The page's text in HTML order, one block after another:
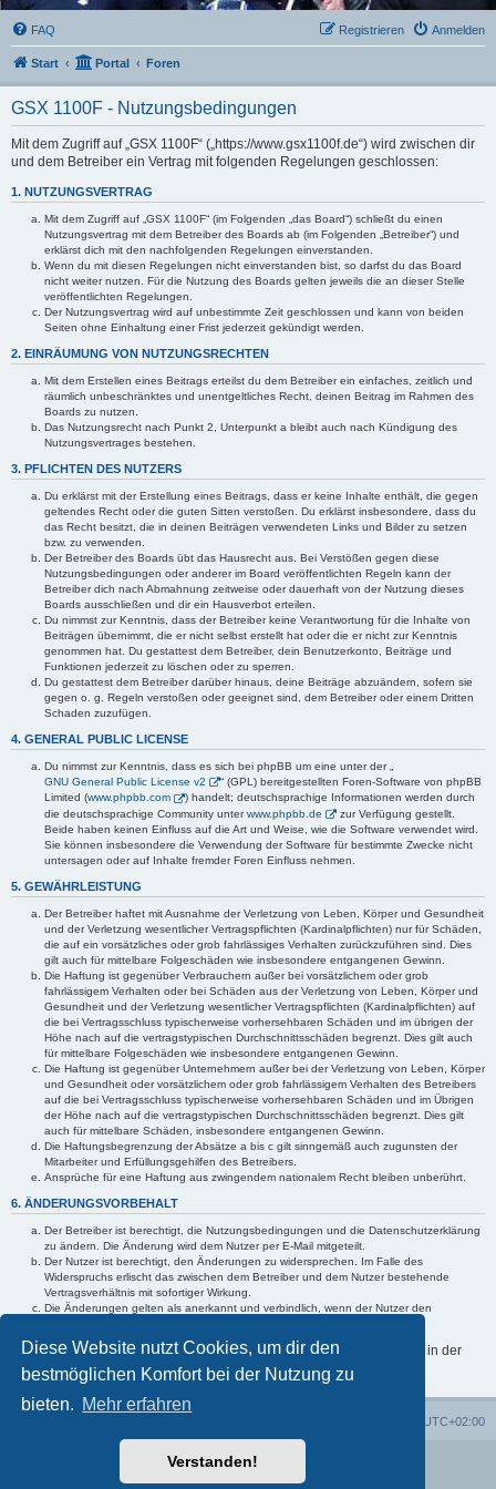
Diese Website nutzt Cookies, um dir den
bestmöglichen Komfort bei der Nutzung zu
bieten. Mehr erfahren
Verstanden!
FAQ Anmelden
Registrieren
Start Portal Foren
GSX 1100F - Nutzungsbedingungen
Mit dem Zugriff auf „GSX 1100F“ („https://www.gsx1100f.de“) wird zwischen dir
und dem Betreiber ein Vertrag mit folgenden Regelungen geschlossen:
1. NUTZUNGSVERTRAG
Mit dem Zugriff auf „GSX 1100F“ (im Folgenden „das Board“) schließt du einen
Nutzungsvertrag mit dem Betreiber des Boards ab (im Folgenden „Betreiber“) und
erklärst dich mit den nachfolgenden Regelungen einverstanden.
Wenn du mit diesen Regelungen nicht einverstanden bist, so darfst du das Board
nicht weiter nutzen. Für die Nutzung des Boards gelten jeweils die an dieser Stelle
veröffentlichten Regelungen.
Der Nutzungsvertrag wird auf unbestimmte Zeit geschlossen und kann von beiden
Seiten ohne Einhaltung einer Frist jederzeit gekündigt werden.
2. EINRÄUMUNG VON NUTZUNGSRECHTEN
Mit dem Erstellen eines Beitrags erteilst du dem Betreiber ein einfaches, zeitlich und
räumlich unbeschränktes und unentgeltliches Recht, deinen Beitrag im Rahmen des
Boards zu nutzen.
Das Nutzungsrecht nach Punkt 2, Unterpunkt a bleibt auch nach Kündigung des
Nutzungsvertrages bestehen.
3. PFLICHTEN DES NUTZERS
Du erklärst mit der Erstellung eines Beitrags, dass er keine Inhalte enthält, die gegen
geltendes Recht oder die guten Sitten verstoßen. Du erklärst insbesondere, dass du
das Recht besitzt, die in deinen Beiträgen verwendeten Links und Bilder zu setzen
bzw. zu verwenden.
Der Betreiber des Boards übt das Hausrecht aus. Bei Verstößen gegen diese
Nutzungsbedingungen oder anderer im Board veröffentlichten Regeln kann der
Betreiber dich nach Abmahnung zeitweise oder dauerhaft von der Nutzung dieses
Boards ausschließen und dir ein Hausverbot erteilen.
Du nimmst zur Kenntnis, dass der Betreiber keine Verantwortung für die Inhalte von
Beiträgen übernimmt, die er nicht selbst erstellt hat oder die er nicht zur Kenntnis
genommen hat. Du gestattest dem Betreiber, dein Benutzerkonto, Beiträge und
Funktionen jederzeit zu löschen oder zu sperren.
Du gestattest dem Betreiber darüber hinaus, deine Beiträge abzuändern, sofern sie
gegen o. g. Regeln verstoßen oder geeignet sind, dem Betreiber oder einem Dritten
Schaden zuzufügen.
4. GENERAL PUBLIC LICENSE
Du nimmst zur Kenntnis, dass es sich bei phpBB um eine unter der „
GNU General Public License v2
“ (GPL) bereitgestellten Foren-Software von phpBB
Limited (www.phpbb.com
) handelt; deutschsprachige Informationen werden durch
die deutschsprachige Community unterwww.phpbb.de
zur Verfügung gestellt.
Beide haben keinen Einfluss auf die Art und Weise, wie die Software verwendet wird.
Sie können insbesondere die Verwendung der Software für bestimmte Zwecke nicht
untersagen oder auf Inhalte fremder Foren Einfluss nehmen.
5. GEWÄHRLEISTUNG
Der Betreiber haftet mit Ausnahme der Verletzung von Leben, Körper und Gesundheit
und der Verletzung wesentlicher Vertragspflichten (Kardinalpflichten) nur für Schäden,
die auf ein vorsätzliches oder grob fahrlässiges Verhalten zurückzuführen sind. Dies
gilt auch für mittelbare Folgeschäden wie insbesondere entgangenen Gewinn.
Die Haftung ist gegenüber Verbrauchern außer bei vorsätzlichem oder grob
fahrlässigem Verhalten oder bei Schäden aus der Verletzung von Leben, Körper und
Gesundheit und der Verletzung wesentlicher Vertragspflichten (Kardinalpflichten) auf
die bei Vertragsschluss typischerweise vorhersehbaren Schäden und im übrigen der
Höhe nach auf die vertragstypischen Durchschnittsschäden begrenzt. Dies gilt auch
für mittelbare Folgeschäden wie insbesondere entgangenen Gewinn.
Die Haftung ist gegenüber Unternehmern außer bei der Verletzung von Leben, Körper
und Gesundheit oder vorsätzlichem oder grob fahrlässigem Verhalten des Betreibers
auf die bei Vertragsschluss typischerweise vorhersehbaren Schäden und im Übrigen
der Höhe nach auf die vertragstypischen Durchschnittsschäden begrenzt. Dies gilt
auch für mittelbare Schäden, insbesondere entgangenen Gewinn.
Die Haftungsbegrenzung der Absätze a bis c gilt sinngemäß auch zugunsten der
Mitarbeiter und Erfüllungsgehilfen des Betreibers.
Ansprüche für eine Haftung aus zwingendem nationalem Recht bleiben unberührt.
6. ÄNDERUNGSVORBEHALT
Der Betreiber ist berechtigt, die Nutzungsbedingungen und die Datenschutzerklärung
zu ändern. Die Änderung wird dem Nutzer per E-Mail mitgeteilt.
Der Nutzer ist berechtigt, den Änderungen zu widersprechen. Im Falle des
Widerspruchs erlischt das zwischen dem Betreiber und dem Nutzer bestehende
Vertragsverhältnis mit sofortiger Wirkung.
Die Änderungen gelten als anerkannt und verbindlich, wenn der Nutzer den
Informationen über den Umgang mit deinen persönlichen Daten sind in der
Datenschutzerklärung enthalten.
UTC+02:00
Powered byphpBB® Forum Software © phpBB Limited
phpBB.de